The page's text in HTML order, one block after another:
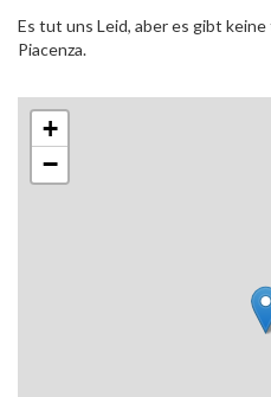
Es tut uns Leid, aber es gibt
Piacenza.
+
−